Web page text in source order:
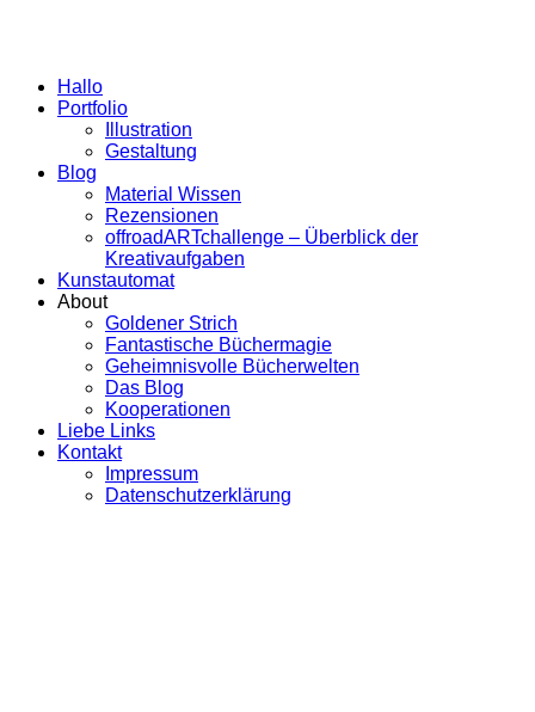
Hallo
Portfolio
Illustration
Gestaltung
Blog
Material Wissen
Rezensionen
offroadARTchallenge – Überblick der
Kreativaufgaben
Kunstautomat
About
Goldener Strich
Fantastische Büchermagie
Geheimnisvolle Bücherwelten
Das Blog
Kooperationen
Liebe Links
Kontakt
Impressum
Datenschutzerklärung